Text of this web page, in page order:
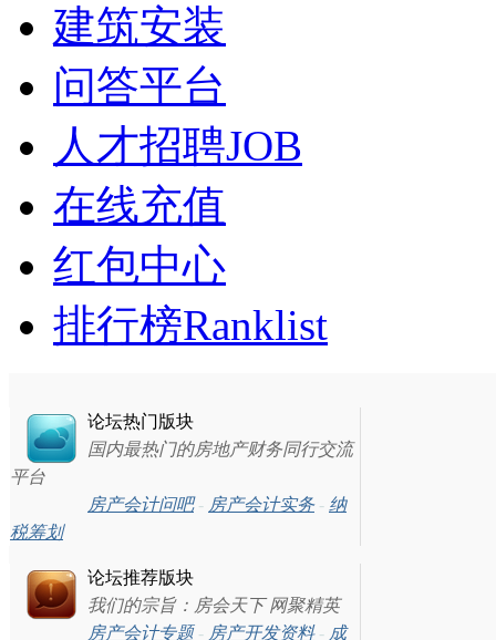
建筑安装
问答平台
人才招聘JOB
在线充值
红包中心
排行榜Ranklist
论坛热门版块
国内最热门的房地产财务同行交流
平台
房产会计问吧- 房产会计实务- 纳
税筹划
论坛推荐版块
我们的宗旨：房会天下 网聚精英
房产会计专题- 房产开发资料- 成